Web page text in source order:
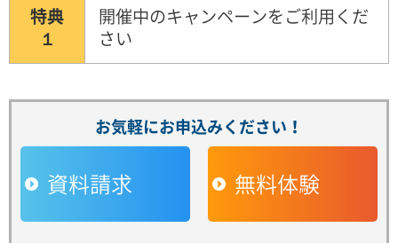
特典
１
開催中のキャンペーンをご利用くだ
さい
お気軽にお申込みください！
資料請求 無料体験